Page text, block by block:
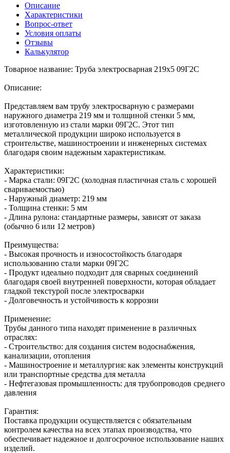
Описание
Характеристики
Вопрос-ответ
Условия оплаты
Отзывы
Калькулятор
Товарное название: Труба электросварная 219х5 09Г2С
Описание:
Представляем вам трубу электросварную с размерами
наружного диаметра 219 мм и толщиной стенки 5 мм,
изготовленную из стали марки 09Г2С. Этот тип
металлической продукции широко используется в
строительстве, машиностроении и инженерных системах
благодаря своим надежным характеристикам.
Характеристики:
- Марка стали: 09Г2С (холодная пластичная сталь с хорошей
свариваемостью)
- Наружный диаметр: 219 мм
- Толщина стенки: 5 мм
- Длина рулона: стандартные размеры, зависят от заказа
(обычно 6 или 12 метров)
Преимущества:
- Высокая прочность и износостойкость благодаря
использованию стали марки 09Г2С
- Продукт идеально подходит для сварных соединений
благодаря своей внутренней поверхности, которая обладает
гладкой текстурой после электросварки
- Долговечность и устойчивость к коррозии
Применение:
Трубы данного типа находят применение в различных
отраслях:
- Строительство: для создания систем водоснабжения,
канализации, отопления
- Машиностроение и металлургия: как элементы конструкций
или транспортные средства для металла
- Нефтегазовая промышленность: для трубопроводов среднего
давления
Гарантия:
Поставка продукции осуществляется с обязательным
контролем качества на всех этапах производства, что
обеспечивает надежное и долгосрочное использование наших
изделий.